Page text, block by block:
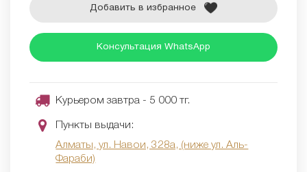
Добавить в избранное
Консультация WhatsApp
Курьером завтра - 5 000 тг.
Пункты выдачи:
Алматы, ул. Навои, 328а, (ниже ул. Аль-
Фараби)